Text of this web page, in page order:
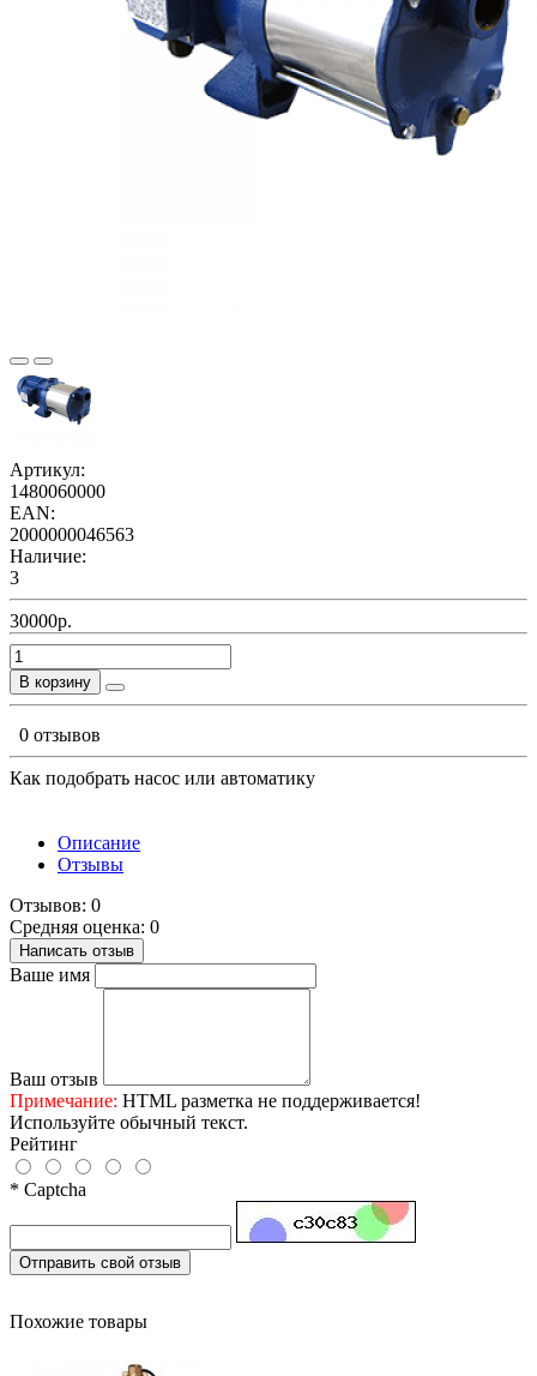
Артикул:
1480060000
EAN:
2000000046563
Наличие:
3
30000р.
В корзину
0 отзывов
Как подобрать насос или автоматику
Описание
Отзывы
Отзывов: 0
Средняя оценка: 0
Написать отзыв
Ваше имя
Ваш отзыв
Примечание: HTML разметка не поддерживается!
Используйте обычный текст.
Рейтинг
* Captcha
Отправить свой отзыв
Похожие товары